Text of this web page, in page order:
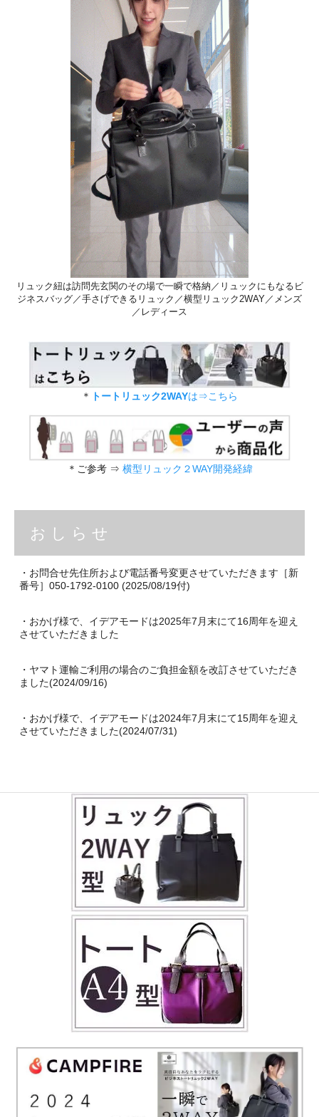
リュック紐は訪問先玄関のその場で一瞬で格納／リュックにもなるビ
ジネスバッグ／手さげできるリュック／横型リュック2WAY／メンズ
／レディース
＊ トートリュック2WAYは⇒こちら
＊ご参考 ⇒ 横型リュック２WAY開発経緯
お し ら せ
・お問合せ先住所および電話番号変更させていただきます［新
番号］050-1792-0100 (2025/08/19付)
・おかげ様で、イデアモードは2025年7月末にて16周年を迎え
させていただきました
・ヤマト運輸ご利用の場合のご負担金額を改訂させていただき
ました(2024/09/16)
・おかげ様で、イデアモードは2024年7月末にて15周年を迎え
させていただきました(2024/07/31)
請求させていただきます（2024/06/26）
・配送料金関連を改定させていただきました（2024/04/01）
・新商品「トートリュック2WAY」が正規販売スタートしました
（2023/10/13）
・お支払い方法に 「Amazon Pay」 が追加されました
・新商品「リュックトート2WAY」をMakuake(マクアケ)にて応
援購入プロジェクト実施しました ⇒こちら（2023/8/30）
・おかげ様で、イデアモードは2023年7月末にて14周年を迎え
・「佐川急便配送料」を改定させていただきました(2023/7/7)
・「NP後払い請求書発行手数料」を改定させていただきました
(2022/9/1)